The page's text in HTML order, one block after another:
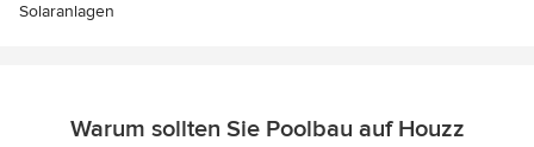
Solaranlagen
Warum sollten Sie Poolbau auf Houzz